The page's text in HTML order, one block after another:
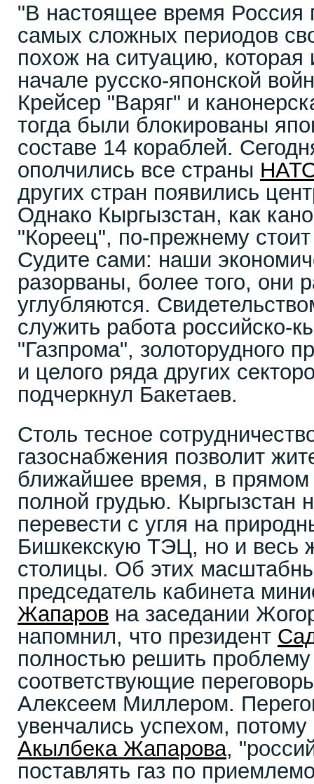
"В настоящее время Россия
самых сложных периодов
похож на ситуацию, которая
начале русско-японской
Крейсер "Варяг" и
тогда были блокированы
составе 14 кораблей.
ополчились все страны
других стран появились
Однако Кыргызстан, как
"Кореец", по-прежнему
Судите сами: наши
разорваны, более того, они
углубляются.
служить работа российско-
"Газпрома", золоторудного
и целого ряда других
подчеркнул Бакетаев.
Столь тесное
газоснабжения позволит
ближайшее время, в прямом
полной грудью. Кыргызстан
перевести с угля на
Бишкекскую ТЭЦ, но и весь
столицы. Об этих
председатель кабинета
Жапаров на заседании
напомнил, что президент
полностью решить проблему
соответствующие
Алексеем Миллером.
увенчались успехом,
Акылбека Жапарова,
поставлять газ по